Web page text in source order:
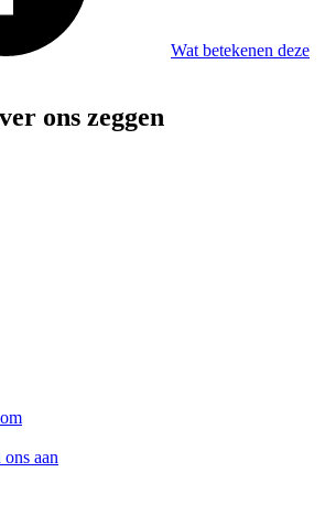
Wat betekenen deze
ons zeggen
aan